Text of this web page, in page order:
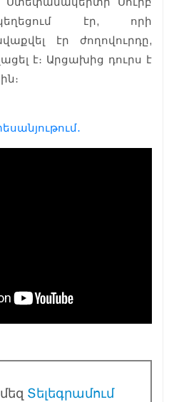
էր, որի
էր ժողովուրդը,
է։ Արցախից դուրս է
Տելեգրամում